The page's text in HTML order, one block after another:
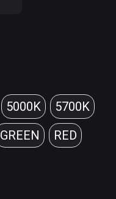
5000K
5700K
GREEN RED